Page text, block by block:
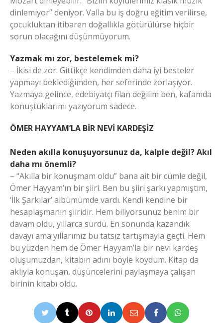
dinlemiyor” deniyor. Valla bu iş doğru eğitim verilirse,
çocukluktan itibaren doğallıkla götürülürse hiçbir
sorun olacağını düşünmüyorum.
Yazmak mı zor, bestelemek mi?
– İkisi de zor. Gittikçe kendimden daha iyi besteler
yapmayı beklediğimden, her seferinde zorlaşıyor.
Yazmaya gelince, edebiyatçı filan değilim ben, kafamda
konuştuklarımı yazıyorum sadece.
ÖMER HAYYAM’LA BİR NEVİ KARDEŞİZ
Neden akılla konuşuyorsunuz da, kalple değil? Akıl
daha mı önemli?
– “Akılla bir konuşmam oldu” bana ait bir cümle değil,
Ömer Hayyam’ın bir şiiri. Ben bu şiiri şarkı yapmıştım,
‘İlk Şarkılar’ albümümde vardı. Kendi kendine bir
hesaplaşmanın şiiridir. Hem biliyorsunuz benim bir
davam oldu, yıllarca sürdü. En sonunda kazandık
davayı ama yıllarımız bu tatsız tartışmayla geçti. Hem
bu yüzden hem de Ömer Hayyam’la bir nevi kardeş
oluşumuzdan, kitabın adını böyle koydum. Kitap da
aklıyla konuşan, düşüncelerini paylaşmaya çalışan
birinin kitabı oldu.